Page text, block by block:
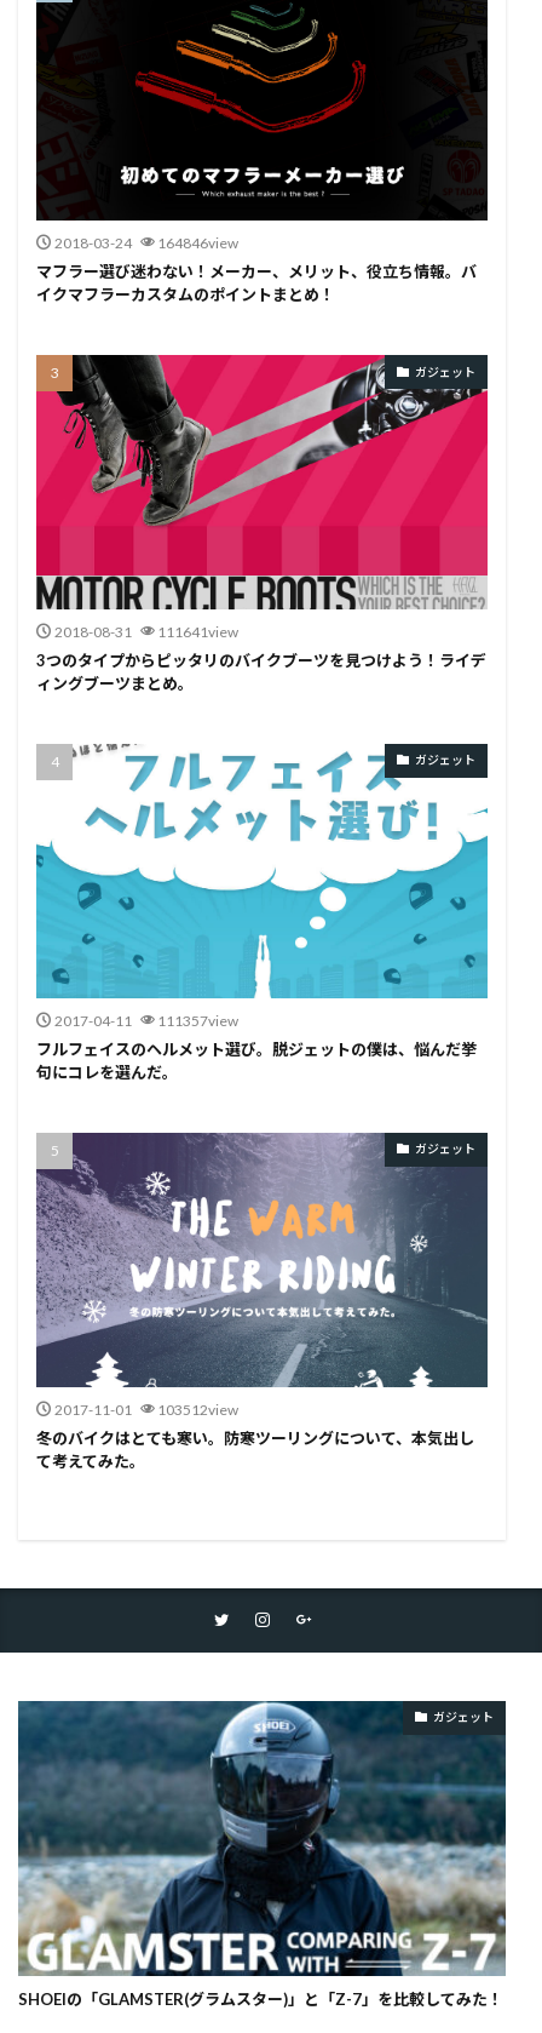
2018-03-24 164846view
マフラー選び迷わない！メーカー、メリット、役立ち情報。バ
イクマフラーカスタムのポイントまとめ！
ガジェット
2018-08-31 111641view
3つのタイプからピッタリのバイクブーツを見つけよう！ライデ
ィングブーツまとめ。
ガジェット
2017-04-11 111357view
フルフェイスのヘルメット選び。脱ジェットの僕は、悩んだ挙
句にコレを選んだ。
ガジェット
2017-11-01 103512view
冬のバイクはとても寒い。防寒ツーリングについて、本気出し
て考えてみた。
ガジェット
SHOEIの「GLAMSTER(グラムスター)」と「Z-7」を比較してみた！